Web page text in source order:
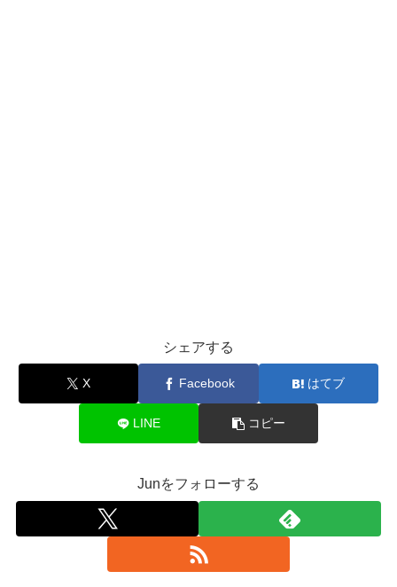
シェアする
X Facebook はてブ
LINE コピー
Junをフォローする